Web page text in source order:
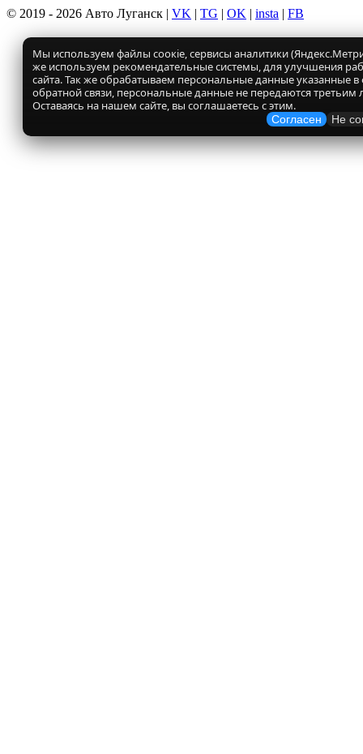
© 2019 - 2026 Авто Луганск | VK | TG | OK | insta | FB
Мы используем файлы соокіе, сервисы аналитики
же используем рекомендательные системы, для улучшения
сайта. Так же обрабатываем персональные данные указанные
обратной связи, персональные данные не передаются третьим
Оставаясь на нашем сайте, вы соглашаетесь с этим.
Согласен Не